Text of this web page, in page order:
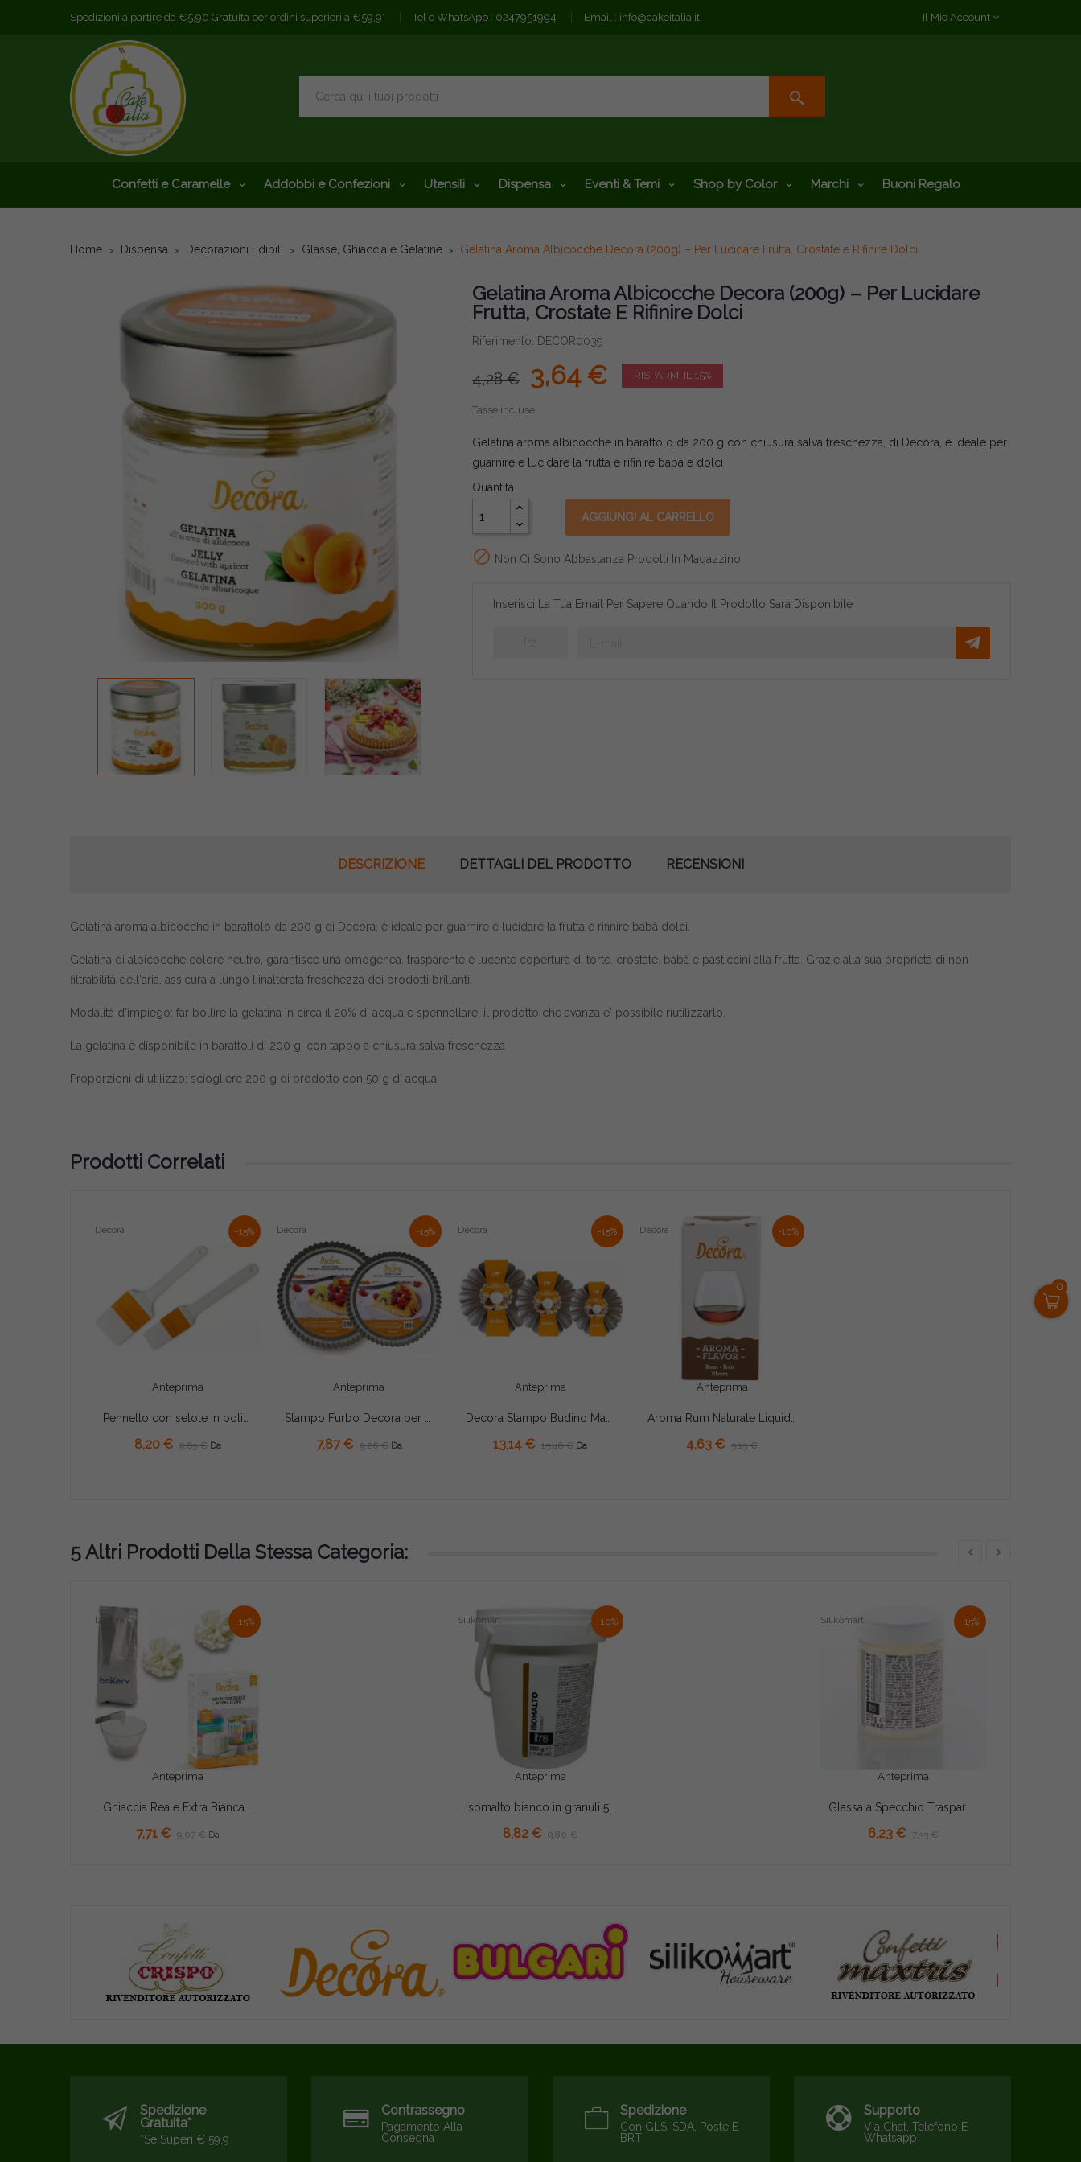
0
Spedizioni a partire da €5,90 Gratuita per ordini superiori a €59,9* Tel e WhatsApp : 0247951994 Email : info@cakeitalia.it Il Mio Account
search
Confetti e Caramelle Addobbi e Confezioni Utensili Dispensa Eventi & Temi Shop by Color Marchi Buoni Regalo
Home Dispensa Decorazioni Edibili Glasse, Ghiaccia e Gelatine Gelatina Aroma Albicocche Decora (200g) – Per Lucidare Frutta, Crostate e Rifinire Dolci
Gelatina Aroma Albicocche Decora (200g) – Per Lucidare
Frutta, Crostate E Rifinire Dolci
Riferimento: DECOR0039
4,28 € 3,64 € RISPARMI IL 15%
Tasse incluse
Gelatina aroma albicocche in barattolo da 200 g con chiusura salva freschezza, di Decora, è ideale per
guarnire e lucidare la frutta e rifinire babà e dolci
Quantità
AGGIUNGI AL CARRELLO
 Non Ci Sono Abbastanza Prodotti In Magazzino
Inserisci La Tua Email Per Sapere Quando Il Prodotto Sarà Disponibile
DESCRIZIONE DETTAGLI DEL PRODOTTO RECENSIONI
Gelatina aroma albicocche in barattolo da 200 g di Decora, è ideale per guarnire e lucidare la frutta e rifinire babà dolci.
Gelatina di albicocche colore neutro, garantisce una omogenea, trasparente e lucente copertura di torte, crostate, babà e pasticcini alla frutta. Grazie alla sua proprietà di non
filtrabilità dell'aria, assicura a lungo l'inalterata freschezza dei prodotti brillanti.
Modalità d'impiego: far bollire la gelatina in circa il 20% di acqua e spennellare, il prodotto che avanza e' possibile riutilizzarlo.
La gelatina è disponibile in barattoli di 200 g, con tappo a chiusura salva freschezza
Proporzioni di utilizzo: sciogliere 200 g di prodotto con 50 g di acqua
Prodotti Correlati
-15%
Anteprima
Decora
8,20 € 9,65 € Da
-15%
Anteprima
Decora
7,87 € 9,26 € Da
-15%
Anteprima
Decora
13,14 € 15,46 € Da
AGGIUNGI AL CARRELLO
-10%
Anteprima
Decora
4,63 € 5,15 €
5 Altri Prodotti Della Stessa Categoria:
-15%
Anteprima
Decora
7,71 € 9,07 € Da
-10%
Anteprima
Silikomart
8,82 € 9,80 €
-15%
Anteprima
Silikomart
6,23 € 7,33 €
Spedizione
Gratuita*
*se Superi € 59,9
Contrassegno
Pagamento Alla
Consegna
Spedizione
Con GLS, SDA, Poste E
BRT
Supporto
Via Chat, Telefono E
Whatsapp